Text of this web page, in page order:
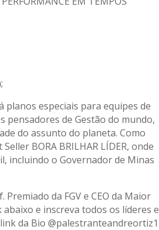
planos especiais para equipes de
pensadores de Gestão do mundo,
do assunto do planeta. Como
BORA BRILHAR LÍDER, onde
incluindo o Governador de Minas
da FGV e CEO da Maior
e inscreva todos os líderes e
da Bio @palestranteandreortiz1